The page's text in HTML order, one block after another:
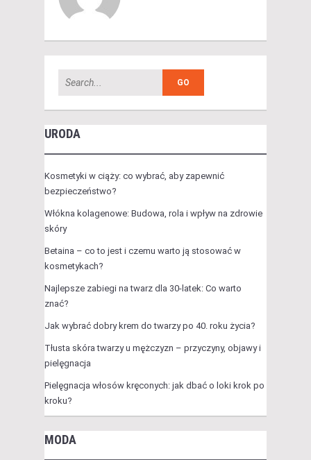
URODA
Kosmetyki w ciąży: co wybrać, aby zapewnić
bezpieczeństwo?
Włókna kolagenowe: Budowa, rola i wpływ na zdrowie
skóry
Betaina – co to jest i czemu warto ją stosować w
kosmetykach?
Najlepsze zabiegi na twarz dla 30-latek: Co warto
znać?
Jak wybrać dobry krem do twarzy po 40. roku życia?
Tłusta skóra twarzy u mężczyzn – przyczyny, objawy i
pielęgnacja
Pielęgnacja włosów kręconych: jak dbać o loki krok po
kroku?
MODA